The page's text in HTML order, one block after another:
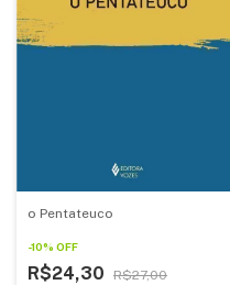
o Pentateuco
-10% OFF
R$24,30
R$27,00